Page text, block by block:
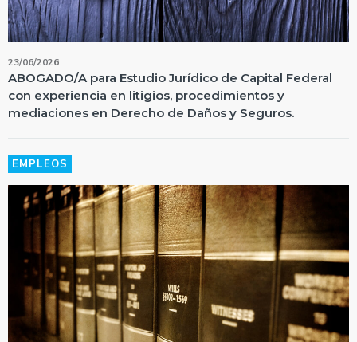
23/06/2026
ABOGADO/A para Estudio Jurídico de Capital Federal
con experiencia en litigios, procedimientos y
mediaciones en Derecho de Daños y Seguros.
EMPLEOS